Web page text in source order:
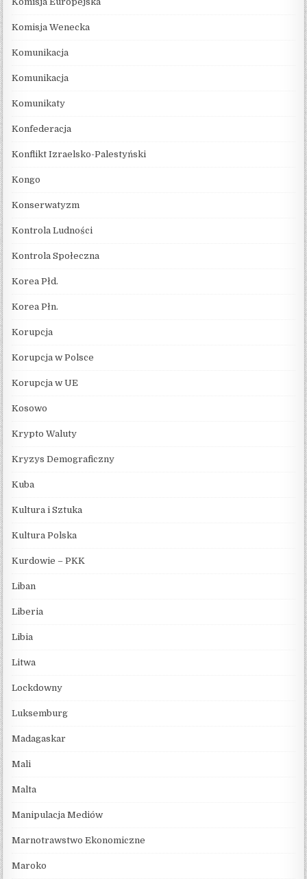
Komisja Wenecka
Komunikacja
Komunikacja
Komunikaty
Konfederacja
Konflikt Izraelsko-Palestyński
Kongo
Konserwatyzm
Kontrola Ludności
Kontrola Społeczna
Korea Płd.
Korea Płn.
Korupcja
Korupcja w Polsce
Korupcja w UE
Kosowo
Krypto Waluty
Kryzys Demograficzny
Kuba
Kultura i Sztuka
Kultura Polska
Kurdowie – PKK
Liban
Liberia
Libia
Litwa
Lockdowny
Luksemburg
Madagaskar
Mali
Malta
Manipulacja Mediów
Marnotrawstwo Ekonomiczne
Maroko